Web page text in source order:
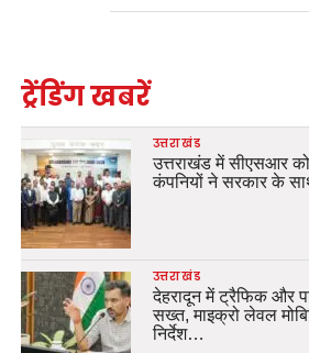
ट्रेंडिंग खबरें
उत्तराखंड
उत्तराखंड में सीएसआर
कंपनियों ने सरकार के
उत्तराखंड
देहरादून में ट्रैफिक और
सख्त, माइक्रो लेवल
निर्देश…